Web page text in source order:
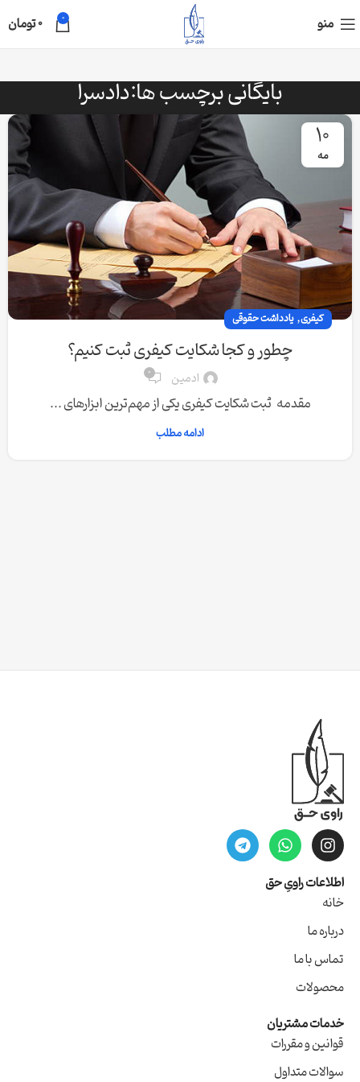
منو 0
0تومان
بایگانی برچسب ها:دادسرا
10
مه
کیفری, یادداشت حقوقی
چطور و کجا شکایت کیفری ثبت کنیم؟
ادمین 0
مقدمه ثبت شکایت کیفری یکی از مهم‌ترین ابزارهای ...
ادامه مطلب
اطلاعات راویِ حق
خانه
درباره ما
تماس با ما
محصولات
خدمات مشتریان
قوانین و مقررات
سوالات متداول